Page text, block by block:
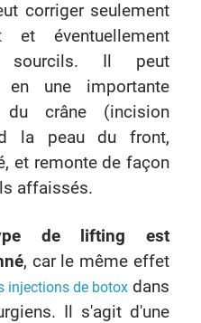
corriger seulement
éventuellement
sourcils. Il peut
en une importante
crâne (incision
la peau du front,
et remonte de façon
affaissés.
de lifting est
, car le même effet
injections de botoxdans
Il s'agit d'une